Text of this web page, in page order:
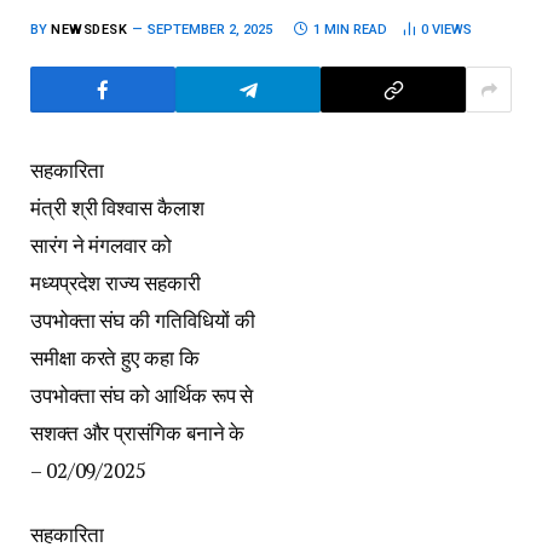
BY NEWSDESK SEPTEMBER 2, 2025 1 MIN READ 0VIEWS
सहकारिता
मंत्री श्री विश्वास कैलाश
सारंग ने मंगलवार को
मध्यप्रदेश राज्य सहकारी
उपभोक्ता संघ की गतिविधियों की
समीक्षा करते हुए कहा कि
उपभोक्ता संघ को आर्थिक रूप से
सशक्त और प्रासंगिक बनाने के
– 02/09/2025
सहकारिता